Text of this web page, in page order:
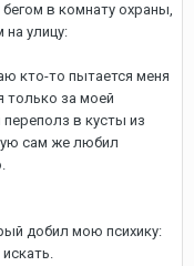
в комнату охраны,
на улицу:
кто-то пытается меня
только за моей
в кусты из
сам же любил
добил мою психику: